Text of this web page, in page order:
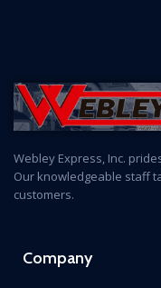
Webley Express, Inc.
Our knowledgeable staff
customers.
Company